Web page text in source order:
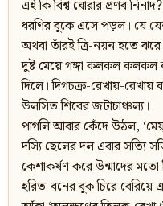
এই কি বিশ্ব ঘোরার প্রণব
ধরণির বুকে এসে পড়ল। যে
অথবা তাঁরই ত্রি-নয়ন হতে
দুষ্ট মেয়ে গঙ্গা কলকল কলকল
দিলে। দিগচক্র-রেখায়-
উলসিত শিবের জটাচাঞ্চল্য।
পাগলি আবার কেঁদে উঠল,
দস্যি ছেলের দল এবার সত্যি
কেশাকর্ষণ করে উন্মাদের
হরিত-বনের বুক চিরে বেরিয়ে